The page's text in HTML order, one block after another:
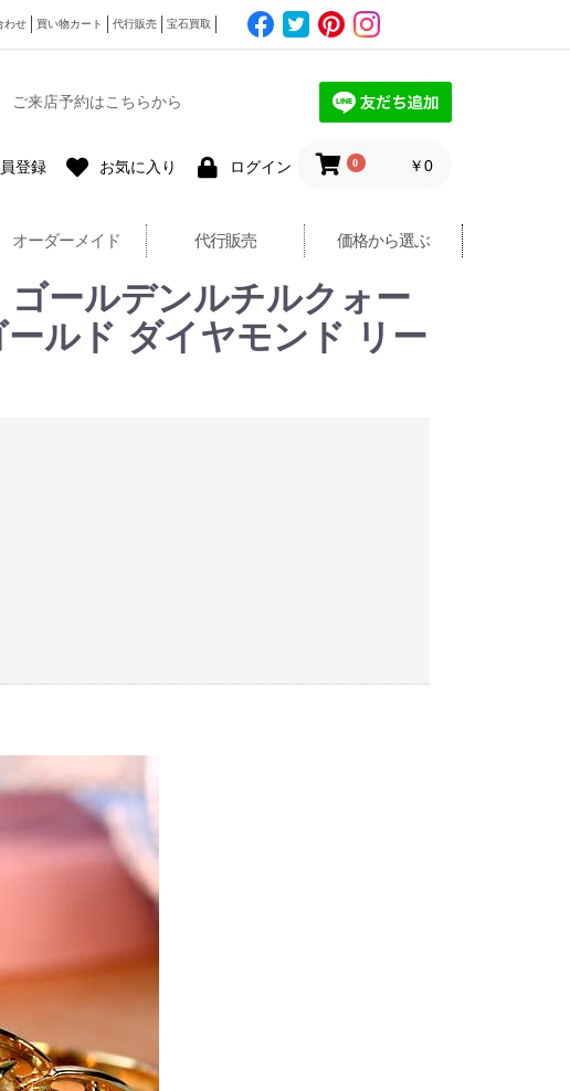
わせ 買い物カート 代行販売 宝石買取
ご来店予約はこちらから
登録 お気に入り ログイン 0 ￥0
オーダーメイド 代行販売 価格から選ぶ
ゴールデンルチルクォー
ルド ダイヤモンド リー